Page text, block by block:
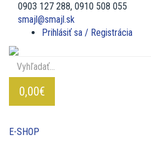
0903 127 288, 0910 508 055
smajl@smajl.sk
Prihlásiť sa / Registrácia
0,00€
E-SHOP